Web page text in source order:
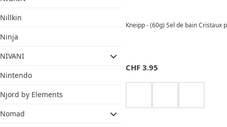
Nillkin
Ninja
NIVANI
Nintendo
Njord by Elements
Nomad
Kneipp - (60g) Sel de bain
CHF 3.95